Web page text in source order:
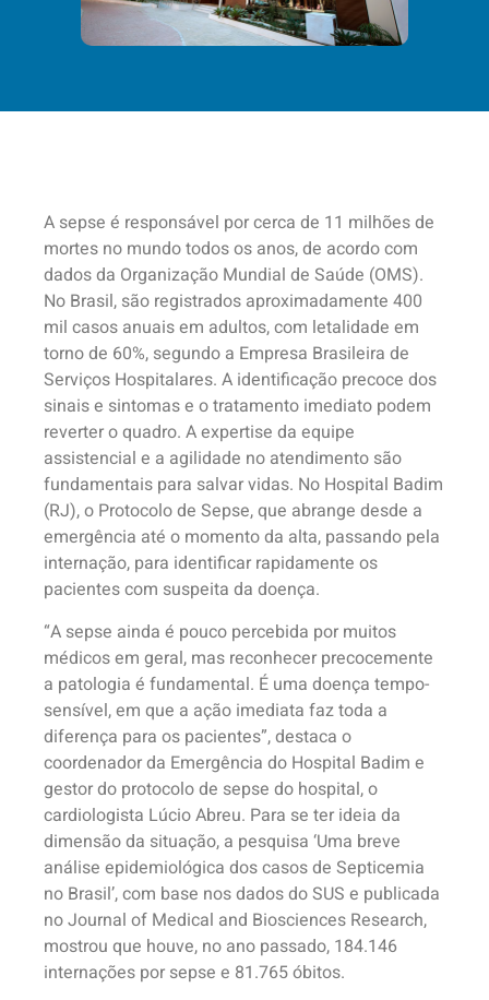
A sepse é responsável por cerca de 11 milhões de
mortes no mundo todos os anos, de acordo com
dados da Organização Mundial de Saúde (OMS).
No Brasil, são registrados aproximadamente 400
mil casos anuais em adultos, com letalidade em
torno de 60%, segundo a Empresa Brasileira de
Serviços Hospitalares. A identificação precoce dos
sinais e sintomas e o tratamento imediato podem
reverter o quadro. A expertise da equipe
assistencial e a agilidade no atendimento são
fundamentais para salvar vidas. No Hospital Badim
(RJ), o Protocolo de Sepse, que abrange desde a
emergência até o momento da alta, passando pela
internação, para identificar rapidamente os
pacientes com suspeita da doença.
“A sepse ainda é pouco percebida por muitos
médicos em geral, mas reconhecer precocemente
a patologia é fundamental. É uma doença tempo-
sensível, em que a ação imediata faz toda a
diferença para os pacientes”, destaca o
coordenador da Emergência do Hospital Badim e
gestor do protocolo de sepse do hospital, o
cardiologista Lúcio Abreu. Para se ter ideia da
dimensão da situação, a pesquisa ‘Uma breve
análise epidemiológica dos casos de Septicemia
no Brasil’, com base nos dados do SUS e publicada
no Journal of Medical and Biosciences Research,
mostrou que houve, no ano passado, 184.146
internações por sepse e 81.765 óbitos.